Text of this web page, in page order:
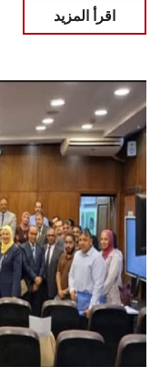
اقرأ المزيد